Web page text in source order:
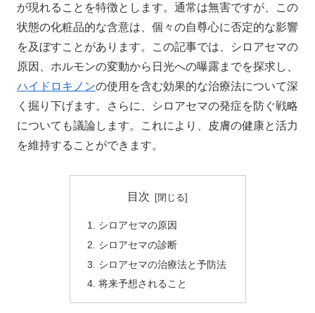
が現れることを特徴とします。通常は無害ですが、この
状態の化粧品的な含意は、個々の自尊心に否定的な影響
を及ぼすことがあります。この記事では、シロアセマの
原因、ホルモンの変動から日光への曝露までを探求し、
ハイドロキノンの使用を含む効果的な治療法について深
く掘り下げます。さらに、シロアセマの発症を防ぐ戦略
についても議論します。これにより、皮膚の健康と活力
を維持することができます。
目次
シロアセマの原因
シロアセマの診断
シロアセマの治療法と予防法
将来予想されること